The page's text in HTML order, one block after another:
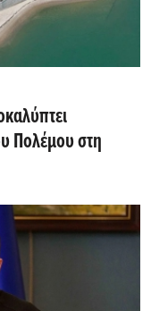
Πολέμου στη